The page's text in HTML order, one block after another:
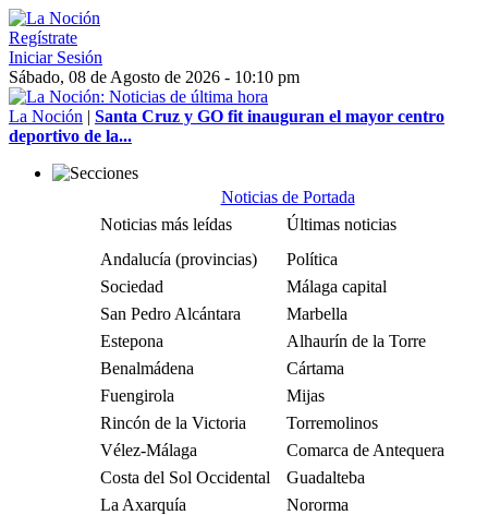
Regístrate
Iniciar Sesión
Sábado, 08 de Agosto de 2026 - 10:10 pm
La Noción | Santa Cruz y GO fit inauguran el mayor centro
deportivo de la...
Noticias de Portada
Noticias más leídas
Últimas noticias
Andalucía (provincias)
Política
Sociedad
Málaga capital
San Pedro Alcántara
Marbella
Estepona
Alhaurín de la Torre
Benalmádena
Cártama
Fuengirola
Mijas
Rincón de la Victoria
Torremolinos
Vélez-Málaga
Comarca de Antequera
Costa del Sol Occidental
Guadalteba
La Axarquía
Nororma